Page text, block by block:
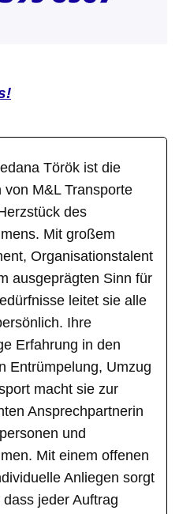
Török ist die
von M&L Transporte
des
Mit großem
Organisationstalent
ausgeprägten Sinn für
leitet sie alle
Ihre
Erfahrung in den
Entrümpelung, Umzug
macht sie zur
Ansprechpartnerin
und
Mit einem offenen
Anliegen sorgt
jeder Auftrag